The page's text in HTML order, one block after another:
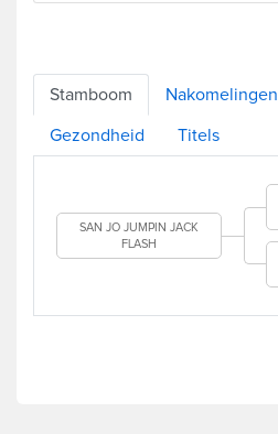
Stamboom Nakomelingen
Gezondheid Titels
SAN JO JUMPIN JACK
FLASH